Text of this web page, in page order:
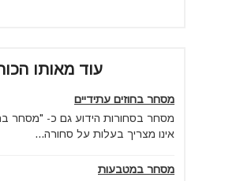
עוד מאותו
מסחר בחוזים עתידיים
מסחר בסחורות הידוע גם כ- "מסחר
אינו מצריך בעלות על סחורה...
מסחר במטבעות